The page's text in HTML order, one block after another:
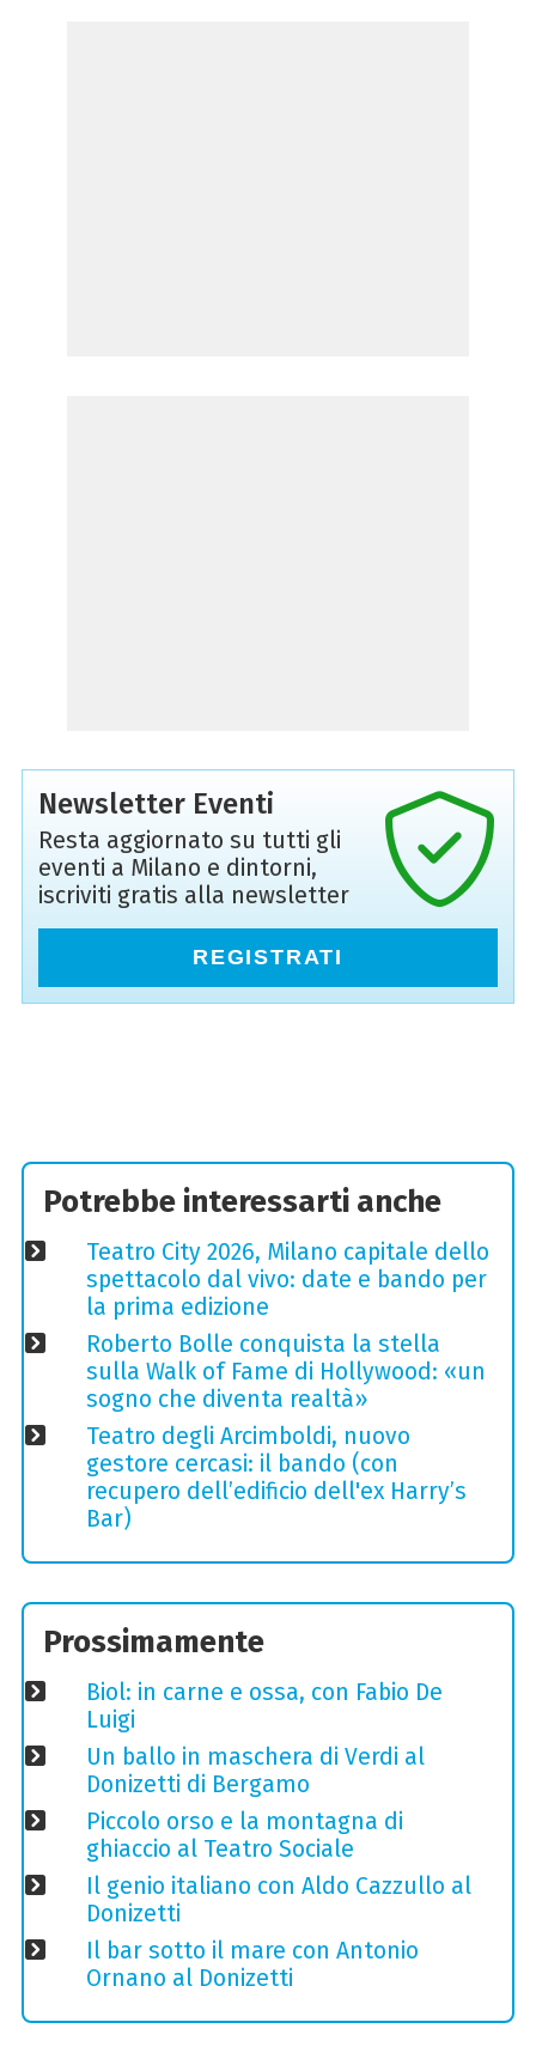
Newsletter Eventi
Resta aggiornato su tutti gli
eventi a Milano e dintorni,
iscriviti gratis alla newsletter
REGISTRATI
Potrebbe interessarti anche
Teatro City 2026, Milano capitale dello
spettacolo dal vivo: date e bando per
la prima edizione
Roberto Bolle conquista la stella
sulla Walk of Fame di Hollywood: «un
sogno che diventa realtà»
Teatro degli Arcimboldi, nuovo
gestore cercasi: il bando (con
recupero dell’edificio dell'ex Harry’s
Bar)
Prossimamente
Biol: in carne e ossa, con Fabio De
Luigi
Un ballo in maschera di Verdi al
Donizetti di Bergamo
Piccolo orso e la montagna di
ghiaccio al Teatro Sociale
Il genio italiano con Aldo Cazzullo al
Donizetti
Il bar sotto il mare con Antonio
Ornano al Donizetti